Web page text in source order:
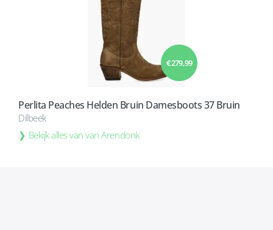
€ 279,99
Perlita Peaches Helden Bruin Damesboots 37 Bruin
Dilbeek
Bekijk alles van van Arendonk